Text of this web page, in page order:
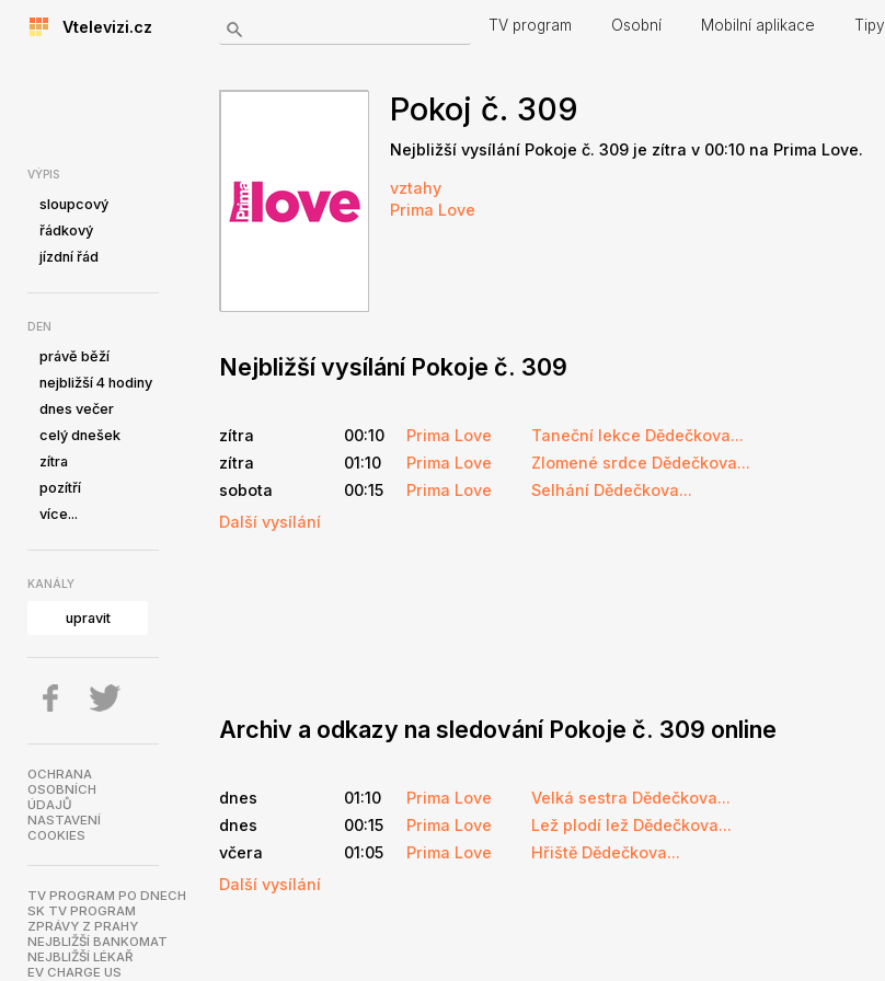
Vtelevizi.cz TV program Osobní Mobilní aplikace Tipy
VÝPIS
sloupcový
řádkový
jízdní řád
DEN
právě běží
nejbližší 4 hodiny
dnes večer
celý dnešek
zítra
pozítří
více...
KANÁLY
upravit
OCHRANA
OSOBNÍCH
ÚDAJŮ
NASTAVENÍ
COOKIES
TV PROGRAM PO DNECH
SK TV PROGRAM
ZPRÁVY Z PRAHY
NEJBLIŽŠÍ BANKOMAT
NEJBLIŽŠÍ LÉKAŘ
EV CHARGE US
Pokoj č. 309
Nejbližší vysílání Pokoje č. 309 je zítra v 00:10 na Prima Love.
vztahy
Prima Love
Nejbližší vysílání Pokoje č. 309
zítra 00:10 Prima Love
Taneční lekce Dědečkova...
zítra
01:10 Prima Love
Zlomené srdce Dědečkova...
sobota
00:15 Prima Love
Selhání Dědečkova...
Další vysílání
Archiv a odkazy na sledování Pokoje č. 309 online
dnes 01:10 Prima Love
Velká sestra Dědečkova...
dnes
00:15 Prima Love
Lež plodí lež Dědečkova...
včera
01:05 Prima Love
Hřiště Dědečkova...
Další vysílání